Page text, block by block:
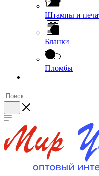
Штампы и
Бланки
Пломбы